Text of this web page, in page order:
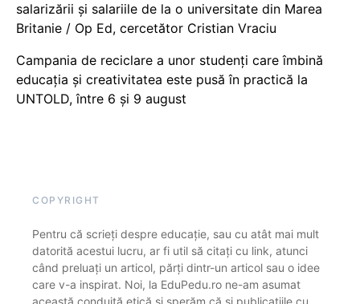
salarizării și salariile de la o universitate din Marea
Britanie / Op Ed, cercetător Cristian Vraciu
Campania de reciclare a unor studenți care îmbină
educația și creativitatea este pusă în practică la
UNTOLD, între 6 și 9 august
COPYRIGHT
Pentru că scrieți despre educație, sau cu atât mai mult
datorită acestui lucru, ar fi util să citați cu link, atunci
când preluați un articol, părți dintr-un articol sau o idee
care v-a inspirat. Noi, la EduPedu.ro ne-am asumat
această conduită etică și sperăm că și publicațiile cu